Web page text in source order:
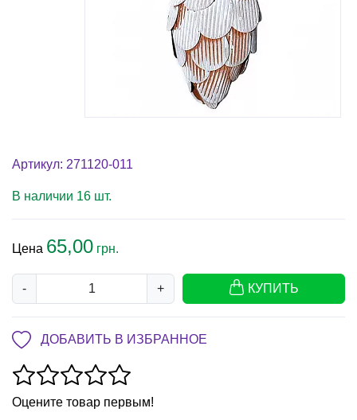
Артикул: 271120-011
В наличии 16 шт.
Цена 65,00 грн.
- + КУПИТЬ
ДОБАВИТЬ В ИЗБРАННОЕ
Оцените товар первым!